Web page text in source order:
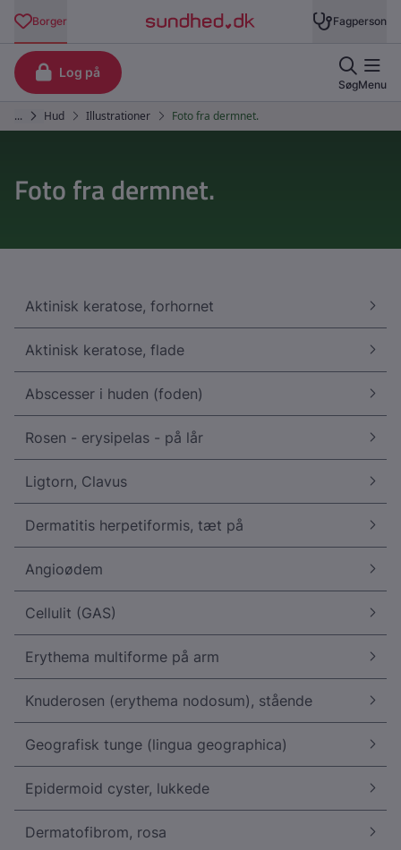
Foto fra dermnet.
Aktinisk keratose, forhornet
Aktinisk keratose, flade
Abscesser i huden (foden)
Rosen - erysipelas - på lår
Ligtorn, Clavus
Dermatitis herpetiformis, tæt på
Angioødem
Cellulit (GAS)
Erythema multiforme på arm
Knuderosen (erythema nodosum), stående
Geografisk tunge (lingua geographica)
Epidermoid cyster, lukkede
Dermatofibrom, rosa